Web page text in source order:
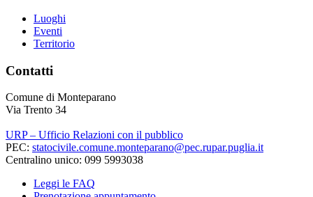
Luoghi
Eventi
Territorio
Contatti
Comune di Monteparano
Via Trento 34
URP – Ufficio Relazioni con il pubblico
PEC: statocivile.comune.monteparano@pec.rupar.puglia.it
Centralino unico: 099 5993038
Leggi le FAQ